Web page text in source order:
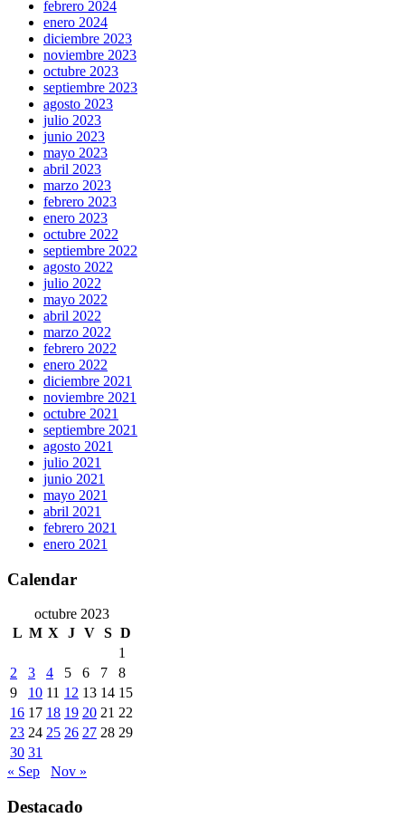
febrero 2024
enero 2024
diciembre 2023
noviembre 2023
octubre 2023
septiembre 2023
agosto 2023
julio 2023
junio 2023
mayo 2023
abril 2023
marzo 2023
febrero 2023
enero 2023
octubre 2022
septiembre 2022
agosto 2022
julio 2022
mayo 2022
abril 2022
marzo 2022
febrero 2022
enero 2022
diciembre 2021
noviembre 2021
octubre 2021
septiembre 2021
agosto 2021
julio 2021
junio 2021
mayo 2021
abril 2021
febrero 2021
enero 2021
Calendar
octubre 2023
L M X J V S D
1
2
3 4 5 6 7
8
9
10 11 12 13 14 15
16 17 18 19 20 21 22
23 24 25 26 27 28 29
30 31
« Sep
Nov »
Destacado